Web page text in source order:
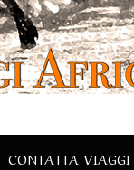
CONTATTA